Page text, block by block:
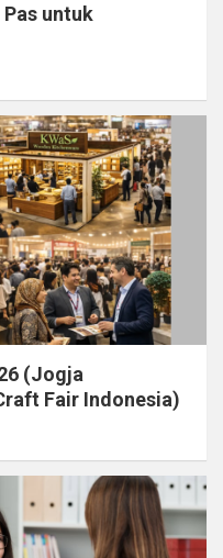
untuk
(Jogja
Fair Indonesia)